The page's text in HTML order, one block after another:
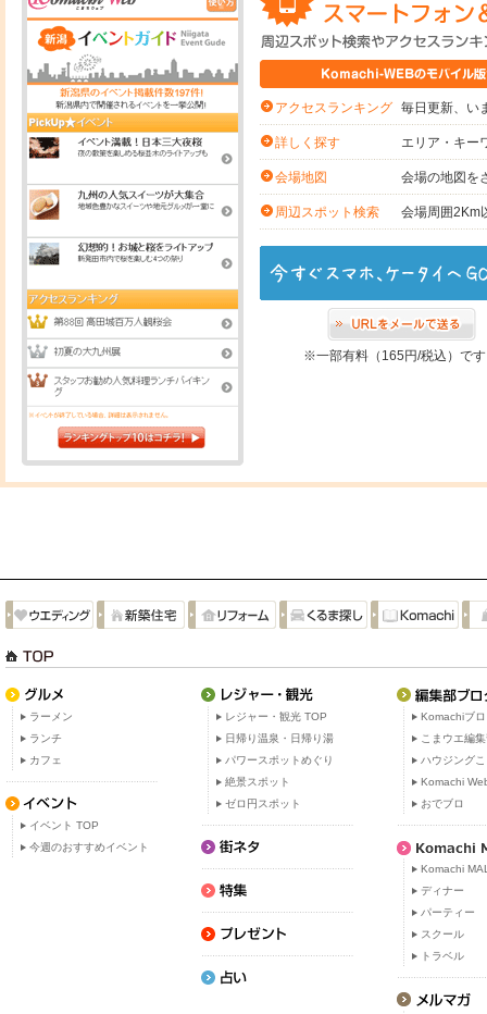
アクセスランキング 毎日更新、い
詳しく探す エリア・キー
会場地図 会場の地図を
周辺スポット検索 会場周囲2Km
※一部有料（165円/税込）で
ラーメン
ランチ
カフェ
イベント TOP
今週のおすすめイベント
レジャー・観光 TOP
日帰り温泉・日帰り湯
パワースポットめぐり
絶景スポット
ゼロ円スポット
Komachiブ
こまウエ編
ハウジング
Komachi
おでブロ
Komachi
ディナー
パーティー
スクール
トラベル